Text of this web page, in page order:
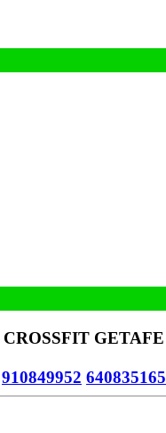
CROSSFIT GETAFE
910849952 640835165